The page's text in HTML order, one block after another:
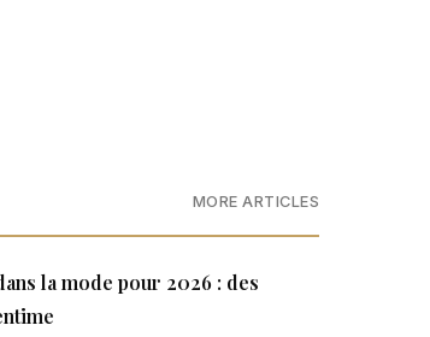
MORE ARTICLES
la mode pour 2026 : des